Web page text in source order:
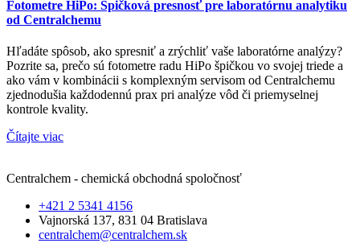
Fotometre HiPo: Špičková presnosť pre laboratórnu analytiku
od Centralchemu
Hľadáte spôsob, ako spresniť a zrýchliť vaše laboratórne analýzy?
Pozrite sa, prečo sú fotometre radu HiPo špičkou vo svojej triede a
ako vám v kombinácii s komplexným servisom od Centralchemu
zjednodušia každodennú prax pri analýze vôd či priemyselnej
kontrole kvality.
Čítajte viac
Centralchem - chemická obchodná spoločnosť
+421 2 5341 4156
Vajnorská 137, 831 04 Bratislava
centralchem@centralchem.sk